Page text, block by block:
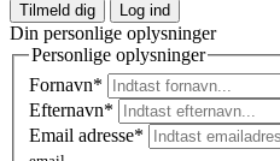
Tilmeld dig Log ind
Din personlige oplysninger
Personlige oplysninger
Fornavn*
Efternavn*
Email adresse*